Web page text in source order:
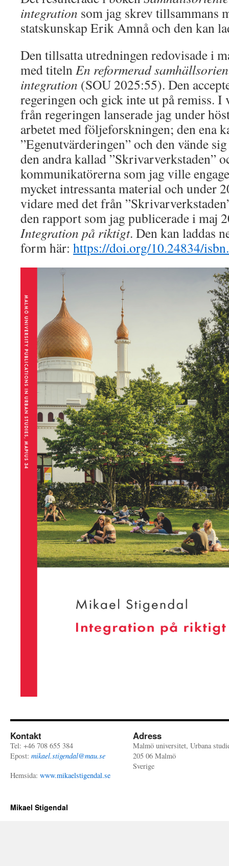
integration som jag skrev tillsammans
statskunskap Erik Amnå och den kan
Den tillsatta utredningen redovisade i
med titelnEn reformerad
integration (SOU 2025:55). Den
regeringen och gick inte ut på remiss. I
från regeringen lanserade jag under
arbetet med följeforskningen; den ena
”Egenutvärderingen” och den vände
den andra kallad ”Skrivarverkstaden”
kommunikatörerna som jag ville
mycket intressanta material och under
vidare med det från
den rapport som jag publicerade i maj
Integration på riktigt. Den kan laddas
form här: https://doi.org/10.24834/
Kontakt
Tel: +46 708 655 384
Epost: mikael.stigendal@mau.se
Hemsida: www.mikaelstigendal.se
Adress
Malmö universitet, Urbana
205 06 Malmö
Sverige
Mikael Stigendal